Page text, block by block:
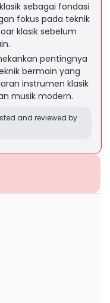
sebagai fondasi
fokus pada teknik
klasik sebelum
pentingnya
bermain yang
instrumen klasik
musik modern.
and reviewed by